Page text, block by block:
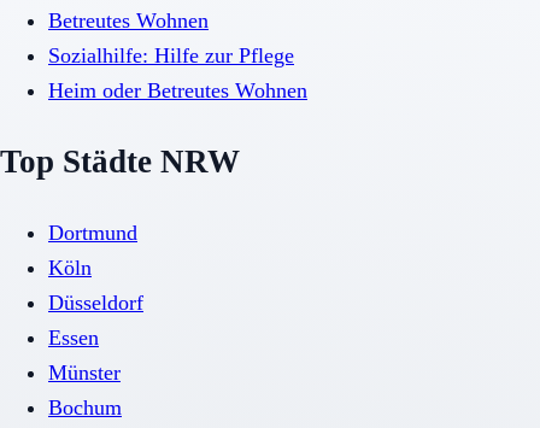
Betreutes Wohnen
Sozialhilfe: Hilfe zur Pflege
Heim oder Betreutes Wohnen
Top Städte NRW
Dortmund
Köln
Düsseldorf
Essen
Münster
Bochum